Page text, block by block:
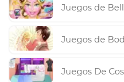
Juegos de
Juegos de
Juegos De